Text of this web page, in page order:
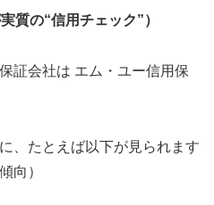
質の“信用チェック”）
証会社は エム・ユー信用保
、たとえば以下が見られます
向）